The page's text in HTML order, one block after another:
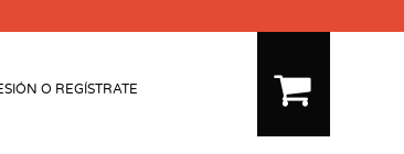
O REGÍSTRATE